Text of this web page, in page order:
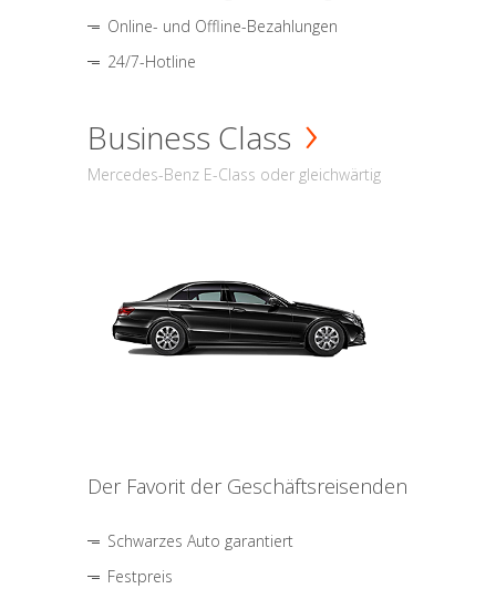
Online- und Offline-Bezahlungen
24/7-Hotline
Business Class
Mercedes-Benz E-Class oder gleichwärtig
Der Favorit der Geschäftsreisenden
Schwarzes Auto garantiert
Festpreis